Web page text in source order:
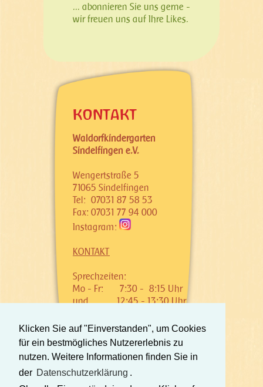
Klicken Sie auf "Einverstanden", um Cookies
für ein bestmögliches Nutzererlebnis zu
nutzen. Weitere Informationen finden Sie in
der Datenschutzerklärung .
... abonnieren Sie uns gerne -
wir freuen uns auf Ihre Likes.
KONTAKT
Waldorfkindergarten
Sindelfingen e.V.
Wengertstraße 5
71065 Sindelfingen
Tel: 07031 87 58 53
Fax: 07031 77 94 000
Instagram:
KONTAKT
Sprechzeiten:
Mo - Fr:
7:30 - 8:15 Uhr
und
12:45 - 13:30 Uhr
©
WALDORFKINDERGARTEN